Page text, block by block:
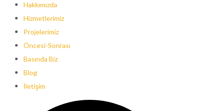
Hakkımızda
Hizmetlerimiz
Projelerimiz
Öncesi-Sonrası
Basında Biz
Blog
İletişim